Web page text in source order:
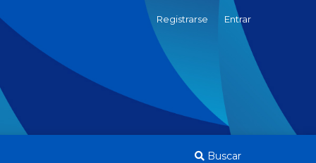
Buscar
Registrarse Entrar